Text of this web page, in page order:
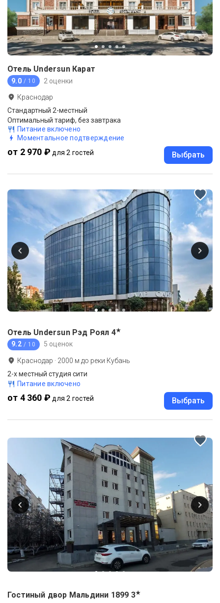
Отель Undersun Карат
9.0 / 10 2 оценки
Краснодар
Стандартный 2-местный
Оптимальный тариф, без завтрака
Питание включено
Моментальное подтверждение
от 2 970 ₽ для 2 гостей Выбрать
Отель Undersun Рэд Роял 4★
9.2 / 10 5 оценок
Краснодар · 2000 м до реки Кубань
2-x местный студия сити
Питание включено
от 4 360 ₽ для 2 гостей Выбрать
Гостиный двор Мальдини 1899 3★